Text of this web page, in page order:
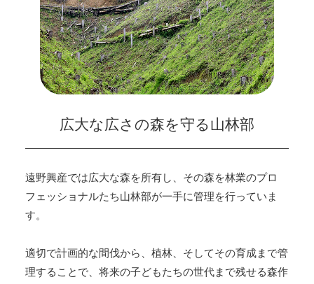
広大な広さの森を守る山林部
遠野興産では広大な森を所有し、その森を林業のプロ
フェッショナルたち山林部が一手に管理を行っていま
す。
適切で計画的な間伐から、植林、そしてその育成まで管
理することで、将来の子どもたちの世代まで残せる森作